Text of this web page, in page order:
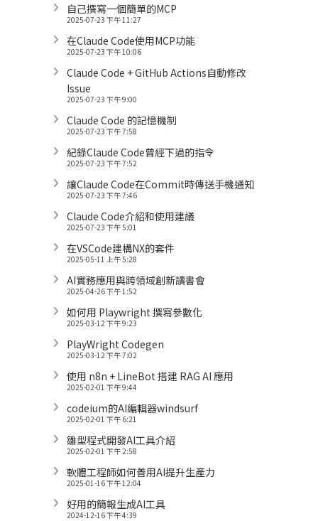
自己撰寫一個簡單的MCP
2025-07-23 下午 11:27
在Claude Code使用MCP功能
2025-07-23 下午 10:06
Claude Code + GitHub Actions自動修改
Issue
2025-07-23 下午 9:00
Claude Code 的記憶機制
2025-07-23 下午 7:58
紀錄Claude Code曾經下過的指令
2025-07-23 下午 7:52
讓Claude Code在Commit時傳送手機通知
2025-07-23 下午 7:46
Claude Code介紹和使用建議
2025-07-23 下午 5:01
在VSCode建構NX的套件
2025-05-11 上午 5:28
AI實務應用與跨領域創新讀書會
2025-04-26 下午 1:52
如何用 Playwright 撰寫參數化
2025-03-12 下午 9:23
PlayWright Codegen
2025-03-12 下午 7:02
使用 n8n + LineBot 搭建 RAG AI 應用
2025-02-01 下午 9:44
codeium的AI編輯器windsurf
2025-02-01 下午 6:21
雛型程式開發AI工具介紹
2025-02-01 下午 2:58
軟體工程師如何善用AI提升生產力
2025-01-16 下午 12:04
好用的簡報生成AI工具
2024-12-16 下午 4:39